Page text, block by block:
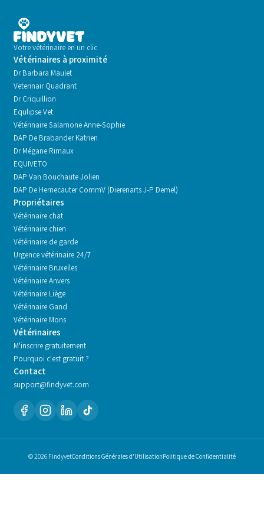
Votre vétérinaire en un clic
Vétérinaires à proximité
Dr Barbara Maulet
Veterinair Quadrant
Dr Criquillion
Equlipse Vet
Vétérinaire Salamone Anne-Sophie
DAP De Brabander Katrien
Dr Mégane Rimaux
EQUIVETO
DAP Van Bouchaute Jolien
DAP De Hernecauter CommV (Dierenarts J-P Demel)
Propriétaires
Vétérinaire chat
Vétérinaire chien
Vétérinaire de garde
Urgence vétérinaire 24/7
Vétérinaire Bruxelles
Vétérinaire Anvers
Vétérinaire Liège
Vétérinaire Gand
Vétérinaire Mons
Vétérinaires
M'inscrire gratuitement
Pourquoi c'est gratuit ?
Contact
support@findyvet.com
© 2026 FindyvetConditions Générales d'UtilisationPolitique de Confidentialité